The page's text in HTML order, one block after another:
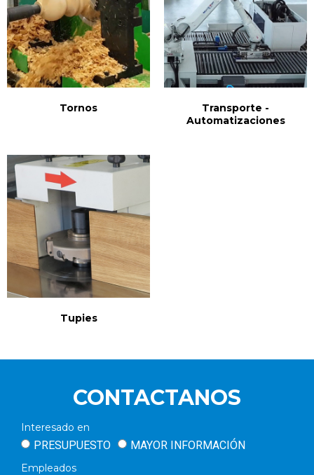
Tornos
Transporte -
Automatizaciones
Tupies
CONTACTANOS
Interesado en
PRESUPUESTO MAYOR INFORMACIÓN
Empleados